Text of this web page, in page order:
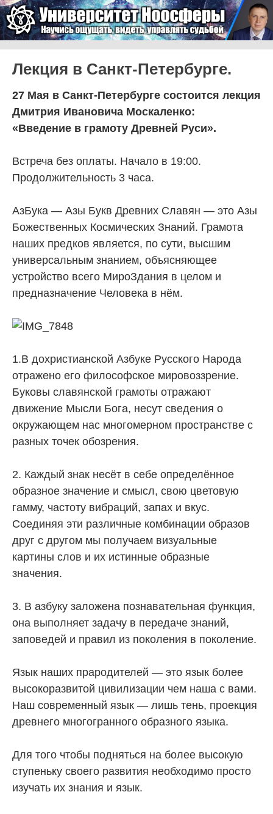
Университет Ноосферы
Лекция в Санкт-Петербурге.
27 Мая в Санкт-Петербурге состоится лекция
Дмитрия Ивановича Москаленко:
«Введение в грамоту Древней Руси».
Встреча без оплаты. Начало в 19:00.
Продолжительность 3 часа.
АзБука — Азы Букв Древних Славян — это Азы
Божественных Космических Знаний. Грамота
наших предков является, по сути, высшим
универсальным знанием, объясняющее
устройство всего МироЗдания в целом и
предназначение Человека в нём.
1.В дохристианской Азбуке Русского Народа
отражено его философское мировоззрение.
Буковы славянской грамоты отражают
движение Мысли Бога, несут сведения о
окружающем нас многомерном пространстве с
разных точек обозрения.
2. Каждый знак несёт в себе определённое
образное значение и смысл, свою цветовую
гамму, частоту вибраций, запах и вкус.
Соединяя эти различные комбинации образов
друг с другом мы получаем визуальные
картины слов и их истинные образные
значения.
3. В азбуку заложена познавательная функция,
она выполняет задачу в передаче знаний,
заповедей и правил из поколения в поколение.
Язык наших прародителей — это язык более
высокоразвитой цивилизации чем наша с вами.
Наш современный язык — лишь тень, проекция
древнего многогранного образного языка.
Для того чтобы подняться на более высокую
ступеньку своего развития необходимо просто
изучать их знания и язык.